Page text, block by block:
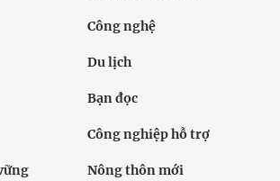
Công nghệ
Du lịch
Bạn đọc
Công nghiệp hỗ trợ
Nông thôn mới